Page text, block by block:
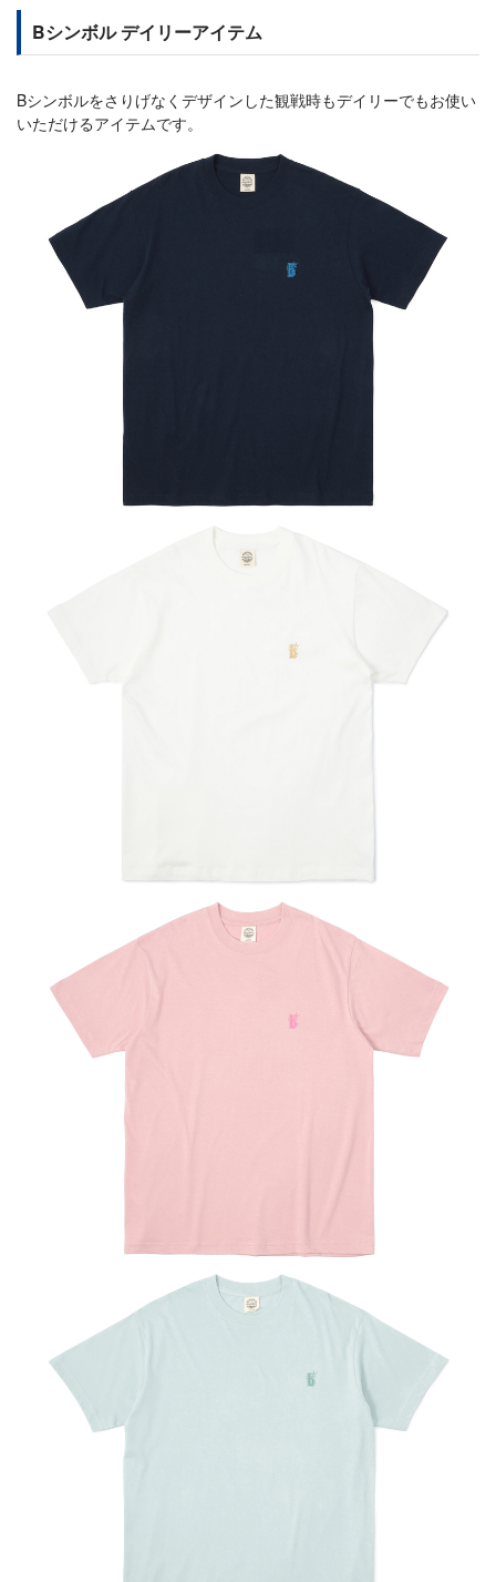
Bシンボル デイリーアイテム
Bシンボルをさりげなくデザインした観戦時もデイリーでもお使い
いただけるアイテムです。